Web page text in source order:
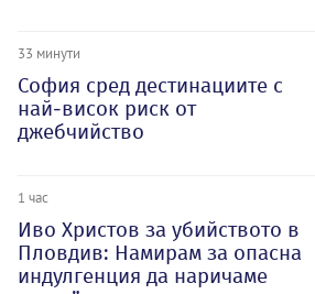
33 минути
София сред дестинациите с
най-висок риск от
джебчийство
1 час
Иво Христов за убийството в
Пловдив: Намирам за опасна
индулгенция да наричаме